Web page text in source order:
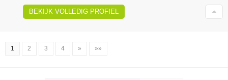
BEKIJK VOLLEDIG PROFIEL
1 2 3 4 » »»